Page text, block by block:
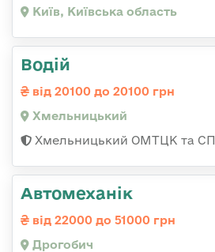
Київ, Київська область
Водій
від 20100 до 20100 грн
Хмельницький
Хмельницький ОМТЦК та СП
Автомеханік
від 22000 до 51000 грн
Дрогобич